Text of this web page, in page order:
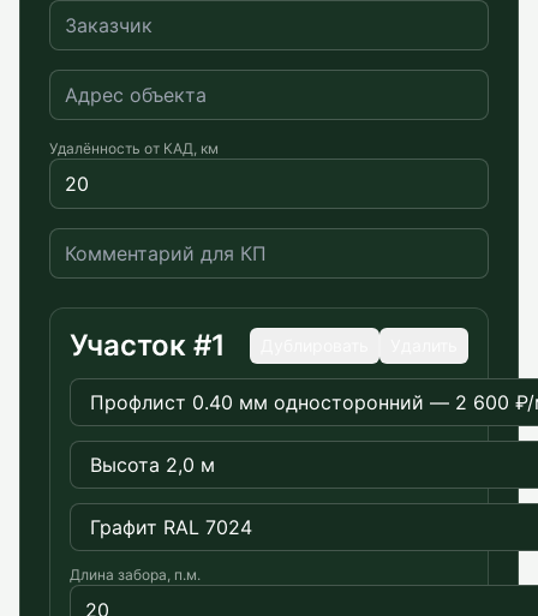
Удалённость от КАД, км
Участок #1
Длина забора, п.м.